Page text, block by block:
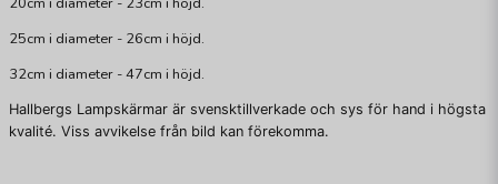
25cm i diameter - 26cm i höjd.
32cm i diameter - 47cm i höjd.
Hallbergs Lampskärmar är svensktillverkade och sys för hand i högsta
kvalité. Viss avvikelse från bild kan förekomma.